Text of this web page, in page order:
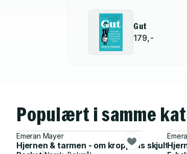
Gut
179,-
Populært i samme
Emeran Mayer
Hjernen & tarmen - om kroppens skjulte